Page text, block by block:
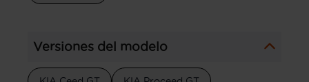
Versiones del modelo